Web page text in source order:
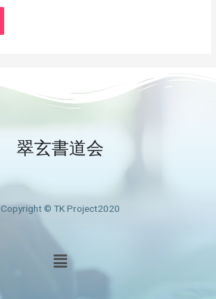
翠玄書道会
Copyright © TK Project2020